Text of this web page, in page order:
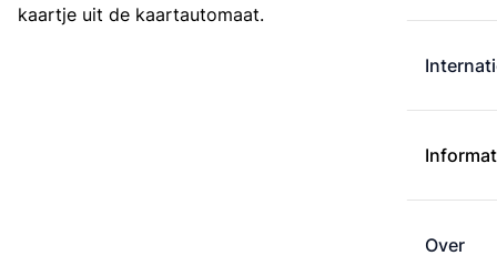
Over
kaartje uit de kaartautomaat.